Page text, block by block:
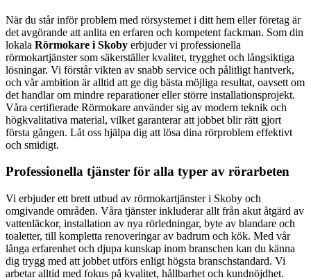
När du står inför problem med rörsystemet i ditt hem eller företag är
det avgörande att anlita en erfaren och kompetent fackman. Som din
lokala Rörmokare i Skoby erbjuder vi professionella
rörmokartjänster som säkerställer kvalitet, trygghet och långsiktiga
lösningar. Vi förstår vikten av snabb service och pålitligt hantverk,
och vår ambition är alltid att ge dig bästa möjliga resultat, oavsett om
det handlar om mindre reparationer eller större installationsprojekt.
Våra certifierade Rörmokare använder sig av modern teknik och
högkvalitativa material, vilket garanterar att jobbet blir rätt gjort
första gången. Låt oss hjälpa dig att lösa dina rörproblem effektivt
och smidigt.
Professionella tjänster för alla typer av rörarbeten
Vi erbjuder ett brett utbud av rörmokartjänster i Skoby och
omgivande områden. Våra tjänster inkluderar allt från akut åtgärd av
vattenläckor, installation av nya rörledningar, byte av blandare och
toaletter, till kompletta renoveringar av badrum och kök. Med vår
långa erfarenhet och djupa kunskap inom branschen kan du känna
dig trygg med att jobbet utförs enligt högsta branschstandard. Vi
arbetar alltid med fokus på kvalitet, hållbarhet och kundnöjdhet.